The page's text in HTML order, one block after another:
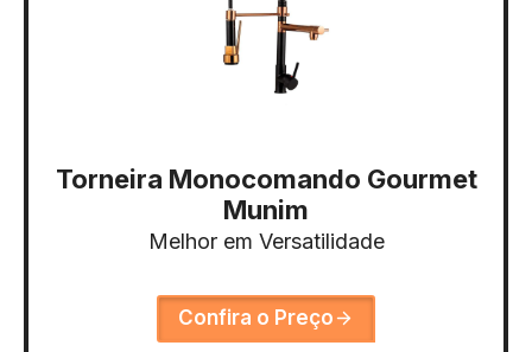
Torneira Monocomando Gourmet
Munim
Melhor em Versatilidade
Confira o Preço